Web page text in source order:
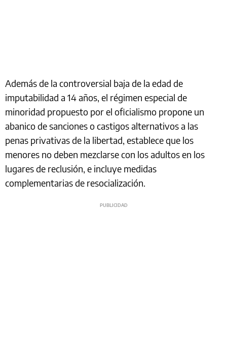
Además de la controversial baja de la edad de
imputabilidad a 14 años, el régimen especial de
minoridad propuesto por el oficialismo propone un
abanico de sanciones o castigos alternativos a las
penas privativas de la libertad, establece que los
menores no deben mezclarse con los adultos en los
lugares de reclusión, e incluye medidas
complementarias de resocialización.